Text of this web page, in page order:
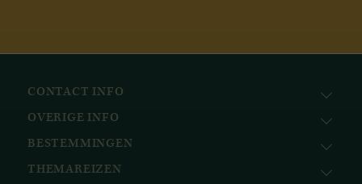
CONTACT INFO
Avila Reizen
Nieuwe Gracht 78
+31 (0) 23 221 0800
OVERIGE INFO
KvK: 51111616
BTW nr.: NL823096415B01
BESTEMMINGEN
Afrika
THEMAREIZEN